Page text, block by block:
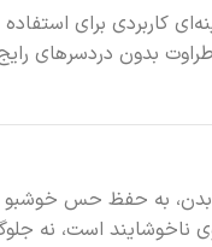
کاربردی برای
بدون دردسرهای
بدن، به حفظ حس
است، نه